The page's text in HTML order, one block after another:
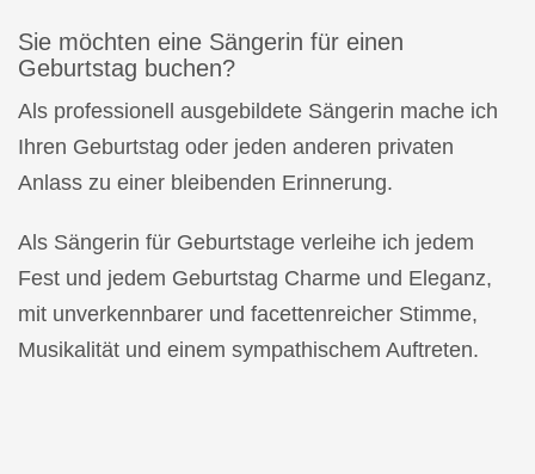
Sie möchten eine Sängerin für einen
Geburtstag buchen?
Als professionell ausgebildete Sängerin mache ich
Ihren Geburtstag oder jeden anderen privaten
Anlass zu einer bleibenden Erinnerung.
Als Sängerin für Geburtstage verleihe ich jedem
Fest und jedem Geburtstag Charme und Eleganz,
mit unverkennbarer und facettenreicher Stimme,
Musikalität und einem sympathischem Auftreten.